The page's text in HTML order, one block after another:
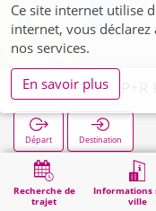
Recherche de
trajet
Informations
ville
Niederzier, P+R
Départ Destination
Démarrage
Ce site internet utilise
internet, vous
nos services.
En savoir plus